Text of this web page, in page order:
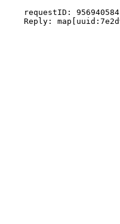
    requestID: 956940584